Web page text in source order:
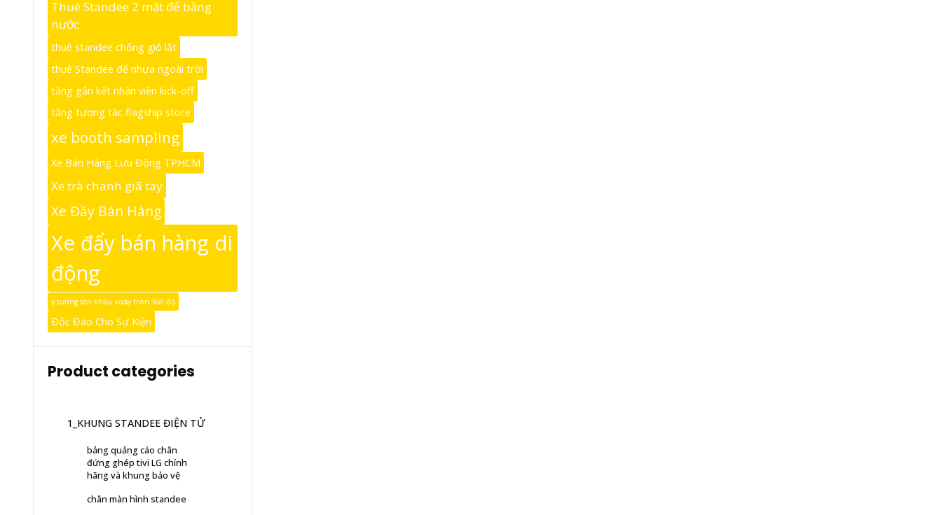
Thuê Standee 2 mặt đế bằng
nước
thuê standee chống gió lật
thuê Standee đế nhựa ngoài trời
tăng gắn kết nhân viên kick-off
tăng tương tác flagship store
xe booth sampling
Xe Bán Hàng Lưu Động TPHCM
Xe trà chanh giã tay
Xe Đầy Bán Hàng
Xe đẩy bán hàng di
động
ý tưởng sân khấu xoay tròn 360 độ
Độc Đáo Cho Sự Kiện
Product categories
1_KHUNG STANDEE ĐIỆN TỬ
bảng quảng cáo chân
đứng ghép tivi LG chính
hãng và khung bảo vệ
chân màn hình standee